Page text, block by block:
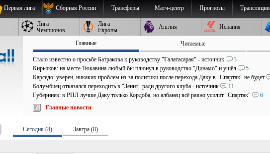
Первая лига Сборная России Трансферы Матч-центр Прогнозы Трансляции
Лига
Чемпионов
Лига
Европы
Англия Испания
Главные Читаемые
Стало известно о просьбе Батракова к руководству "Галатасарая" - источник
3
Кирьяков: на месте Тюкавина любый бы плюнул в руководство "Динамо" и ушёл
5
Карседо: уверен, никаких проблем из-за политики после перехода Даку в "Спартак" не будет
Колумбиец отказался переходить в "Зенит" ради другого клуба - источник
11
Губерниев: в РПЛ лучше Даку только Кордоба, но албанец всё равно усилит "Спартак"
6
Главные новости
Сегодня (8) Завтра (8)